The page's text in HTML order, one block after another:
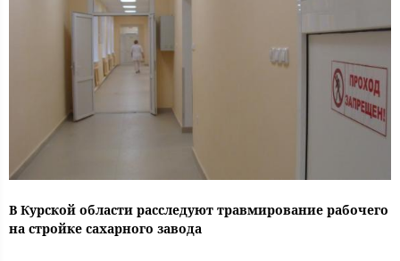
В Курской области расследуют травмирование рабочего
на стройке сахарного завода